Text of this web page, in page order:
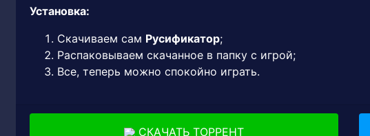
Установка:
Скачиваем сам Русификатор;
Распаковываем скачанное в папку с игрой;
Все, теперь можно спокойно играть.
СКАЧАТЬ ТОРРЕНТ